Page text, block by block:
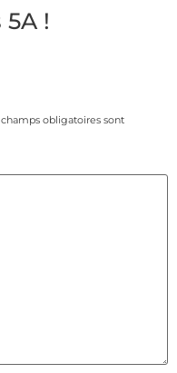
!
champs obligatoires sont